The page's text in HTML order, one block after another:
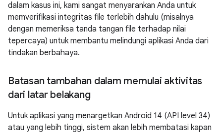
dalam kasus ini, kami sangat menyarankan Anda untuk
memverifikasi integritas file terlebih dahulu (misalnya
dengan memeriksa tanda tangan file terhadap nilai
tepercaya) untuk membantu melindungi aplikasi Anda dari
tindakan berbahaya.
Batasan tambahan dalam memulai aktivitas
dari latar belakang
Untuk aplikasi yang menargetkan Android 14 (API level 34)
atau yang lebih tinggi, sistem akan lebih membatasi kapan